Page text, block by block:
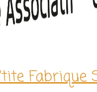
Fabrique